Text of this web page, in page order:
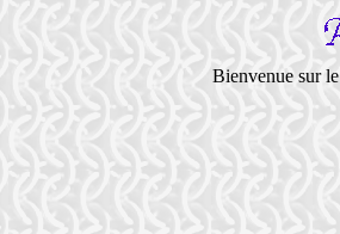
Bienvenue sur